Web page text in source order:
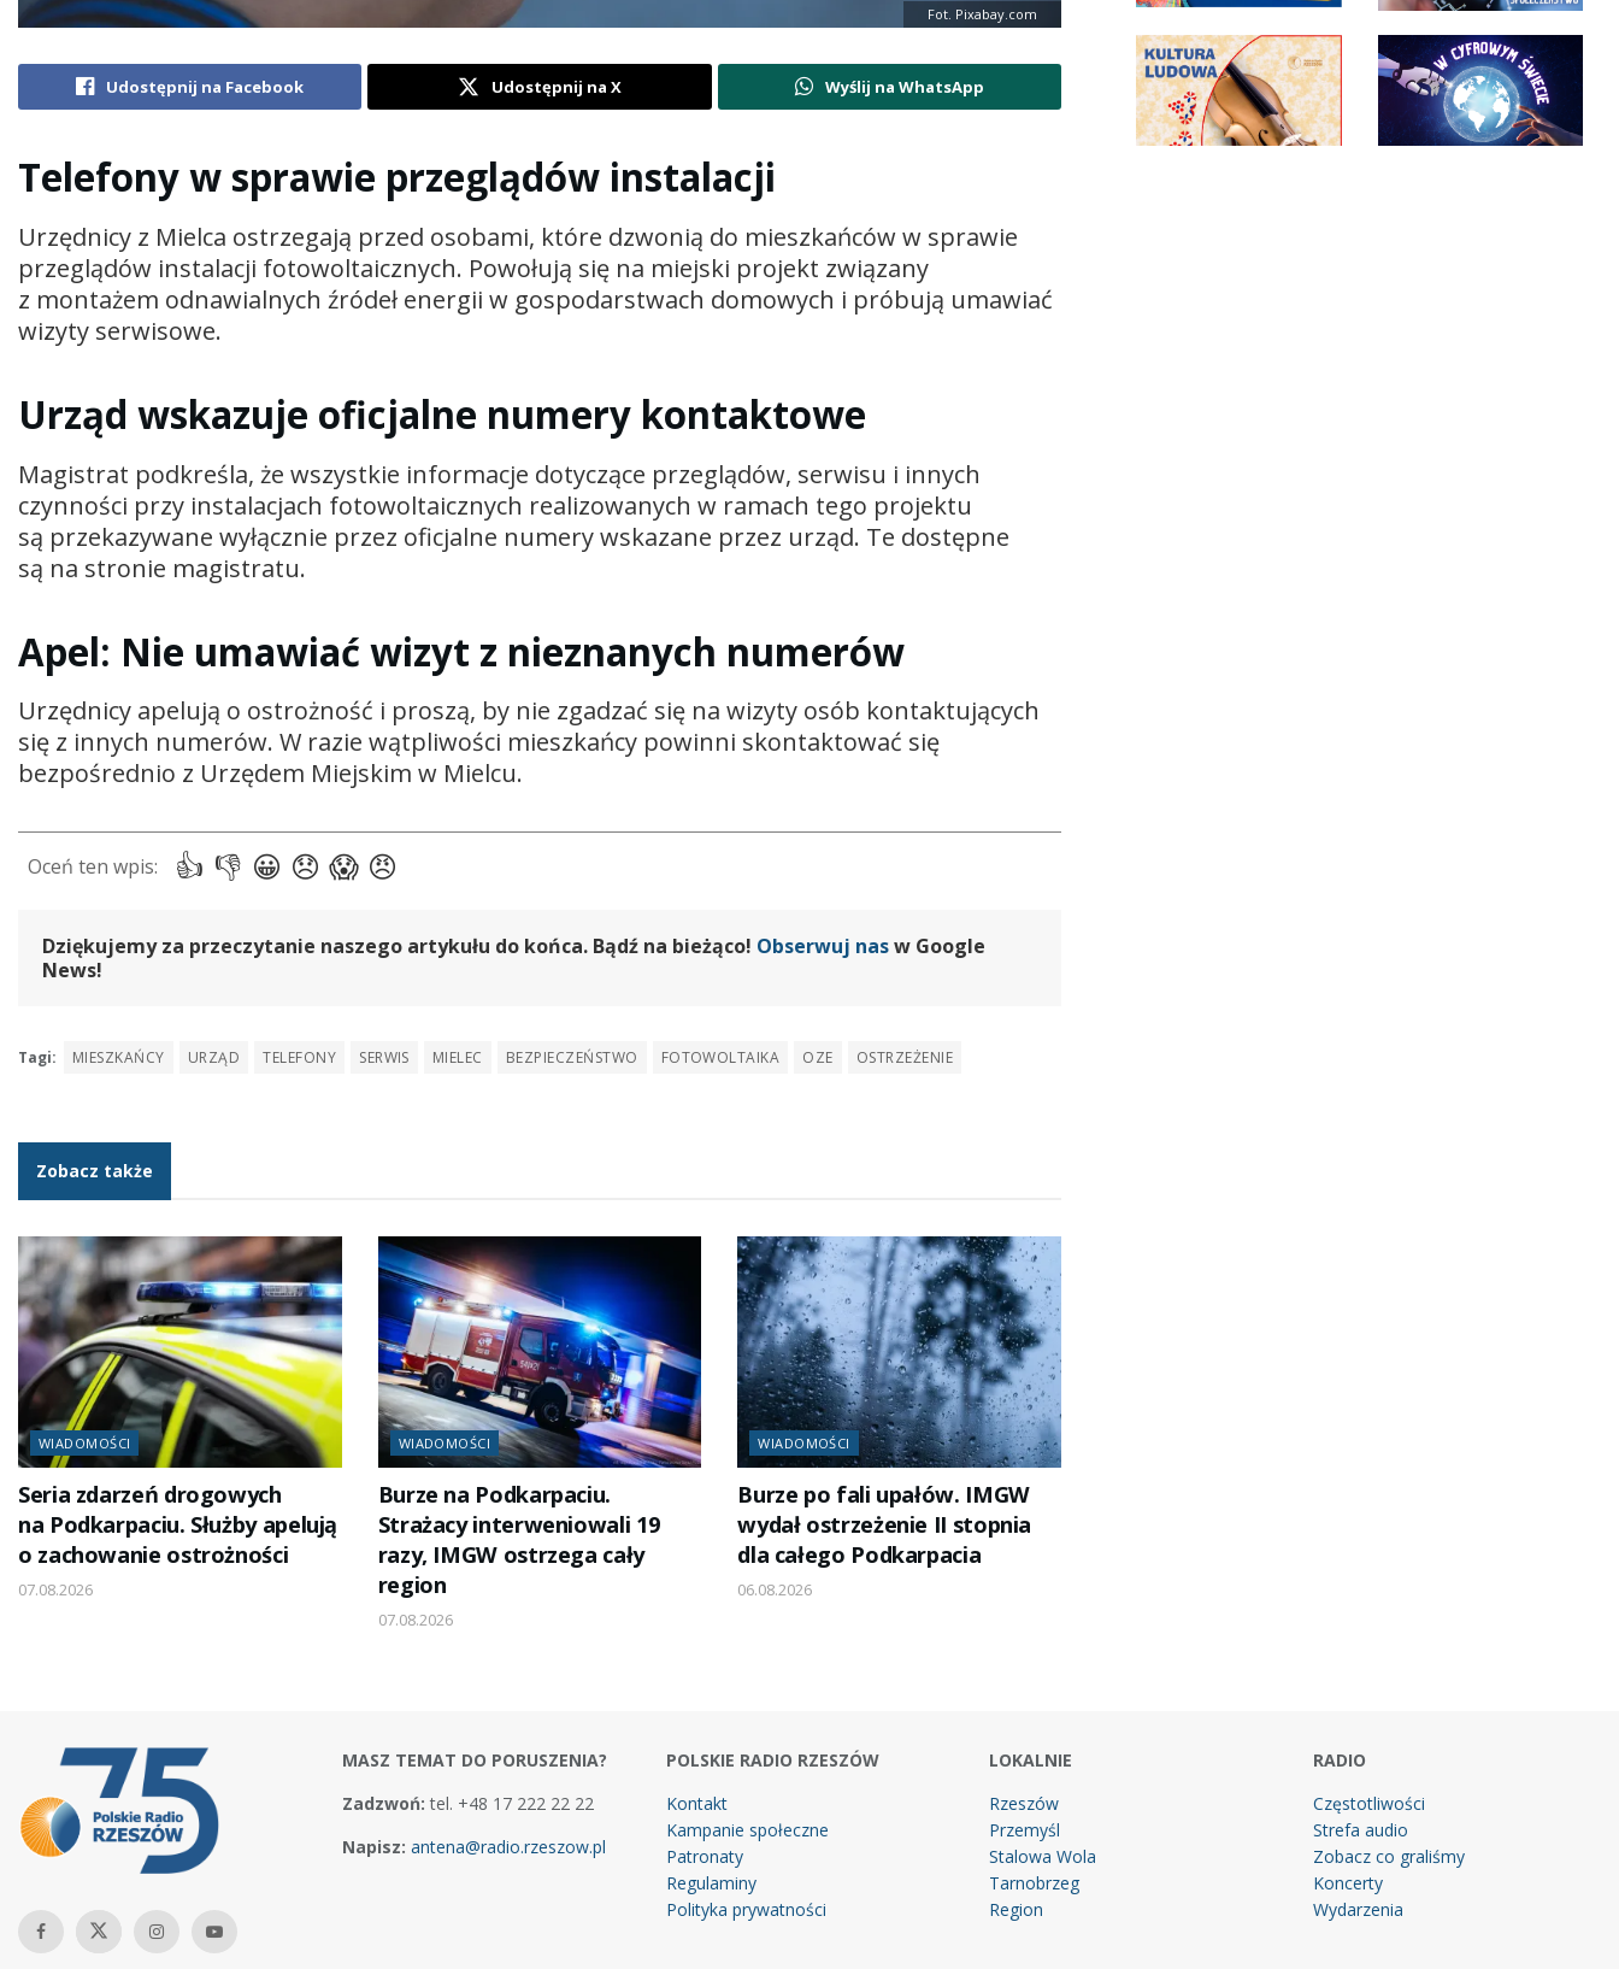
Fot. Pixabay.com
Udostępnij na Facebook Udostępnij na X Wyślij na WhatsApp
Telefony w sprawie przeglądów instalacji
Urzędnicy z Mielca ostrzegają przed osobami, które dzwonią do mieszkańców w sprawie
przeglądów instalacji fotowoltaicznych. Powołują się na miejski projekt związany
z montażem odnawialnych źródeł energii w gospodarstwach domowych i próbują umawiać
wizyty serwisowe.
Urząd wskazuje oficjalne numery kontaktowe
Magistrat podkreśla, że wszystkie informacje dotyczące przeglądów, serwisu i innych
czynności przy instalacjach fotowoltaicznych realizowanych w ramach tego projektu
są przekazywane wyłącznie przez oficjalne numery wskazane przez urząd. Te dostępne
są na stronie magistratu.
Apel: Nie umawiać wizyt z nieznanych numerów
Urzędnicy apelują o ostrożność i proszą, by nie zgadzać się na wizyty osób kontaktujących
się z innych numerów. W razie wątpliwości mieszkańcy powinni skontaktować się
bezpośrednio z Urzędem Miejskim w Mielcu.
Dziękujemy za przeczytanie naszego artykułu do końca. Bądź na bieżąco! Obserwuj nasw Google
News!
Tagi: MIESZKAŃCY URZĄD TELEFONY SERWIS MIELEC BEZPIECZEŃSTWO FOTOWOLTAIKA OZE OSTRZEŻENIE
Zobacz także
WIADOMOŚCI
Seria zdarzeń drogowych
na Podkarpaciu. Służby apelują
o zachowanie ostrożności
07.08.2026
WIADOMOŚCI
Burze na Podkarpaciu.
Strażacy interweniowali 19
razy, IMGW ostrzega cały
region
07.08.2026
WIADOMOŚCI
Burze po fali upałów. IMGW
wydał ostrzeżenie II stopnia
dla całego Podkarpacia
06.08.2026
MASZ TEMAT DO PORUSZENIA?
Zadzwoń: tel. +48 17 222 22 22
Napisz: antena@radio.rzeszow.pl
POLSKIE RADIO RZESZÓW
Kontakt
Kampanie społeczne
Patronaty
Regulaminy
Polityka prywatności
LOKALNIE
Rzeszów
Przemyśl
Stalowa Wola
Tarnobrzeg
Region
RADIO
Częstotliwości
Strefa audio
Zobacz co graliśmy
Koncerty
Wydarzenia